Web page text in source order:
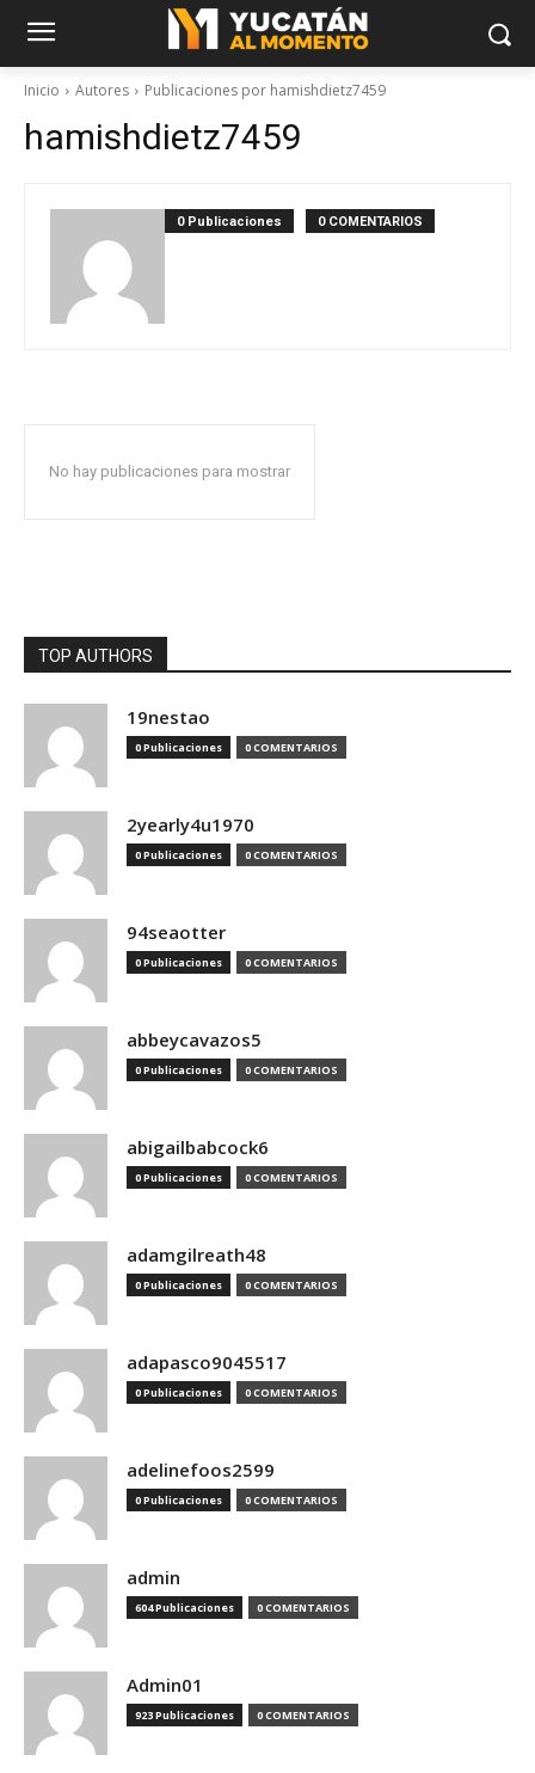
Inicio Autores Publicaciones por hamishdietz7459
hamishdietz7459
0 Publicaciones 0 COMENTARIOS
No hay publicaciones para mostrar
TOP AUTHORS
19nestao
0 Publicaciones 0 COMENTARIOS
2yearly4u1970
0 Publicaciones 0 COMENTARIOS
94seaotter
0 Publicaciones 0 COMENTARIOS
abbeycavazos5
0 Publicaciones 0 COMENTARIOS
abigailbabcock6
0 Publicaciones 0 COMENTARIOS
adamgilreath48
0 Publicaciones 0 COMENTARIOS
adapasco9045517
0 Publicaciones 0 COMENTARIOS
adelinefoos2599
0 Publicaciones 0 COMENTARIOS
admin
604 Publicaciones 0 COMENTARIOS
Admin01
923 Publicaciones 0 COMENTARIOS